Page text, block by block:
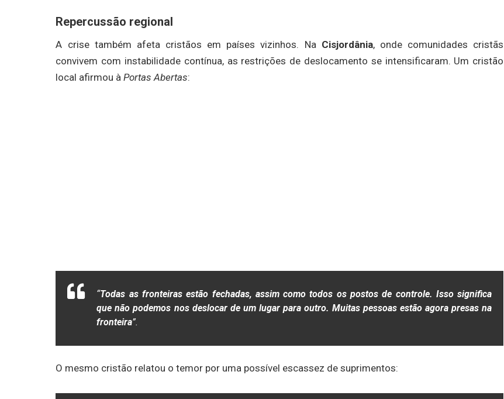
Repercussão regional
A crise também afeta cristãos em países vizinhos. Na Cisjordânia, onde comunidades cristãs
convivem com instabilidade contínua, as restrições de deslocamento se intensificaram. Um cristão
local afirmou àPortas Abertas:
“Todas as fronteiras estão fechadas, assim como todos os postos de controle. Isso significa
que não podemos nos deslocar de um lugar para outro. Muitas pessoas estão agora presas na
fronteira”.
O mesmo cristão relatou o temor por uma possível escassez de suprimentos: